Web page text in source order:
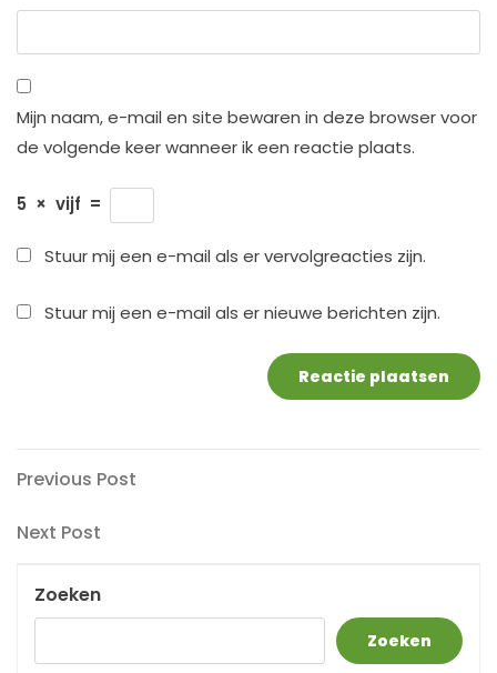
Mijn naam, e-mail en site bewaren in deze browser voor
de volgende keer wanneer ik een reactie plaats.
5 × vijf =
Stuur mij een e-mail als er vervolgreacties zijn.
Stuur mij een e-mail als er nieuwe berichten zijn.
Berichtnavigatie
Previous
Previous Post
Next
Next Post
Zoeken
Zoeken